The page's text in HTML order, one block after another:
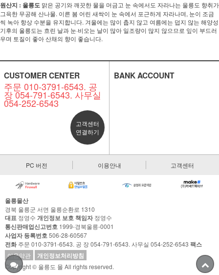
원산지 : 울릉도 맑은 공기와 깨끗한 물을 머금고 눈 속에서도 자라나는 울릉도 향취가
그윽한 무공해 산나물. 이른 봄 어린 새싹이 눈 속에서 포근하게 자라나며, 눈이 조금
씩 녹아 항상 수분을 유지합니다. 겨울에는 많이 춥지 않고 여름에는 덥지 않는 해양성
기후의 울릉도는 흐린 날과 눈·비오는 날이 많아 일조량이 많지 않으므로 잎이 부드러
우며 토질이 좋아 산채의 향이 좋습니다.
CUSTOMER CENTER
주문 010-3791-6543. 공
장 054-791-6543. 사무실
054-252-6543
고객센터
연결하기
BANK ACCOUNT
PC 버전 이용안내 고객센터
울릉물산
경북 울릉군 서면 울릉순환로 1310
대표 정영수 개인정보 보호 책임자정영수
통신판매업신고번호 1999-경북울릉-0001
사업자 등록번호506-28-60567
전화주문 010-3791-6543. 공 장 054-791-6543. 사무실 054-252-6543 팩스
이용약관 개인정보처리방침
Copyright © 울릉도 몰 All rights reserved.